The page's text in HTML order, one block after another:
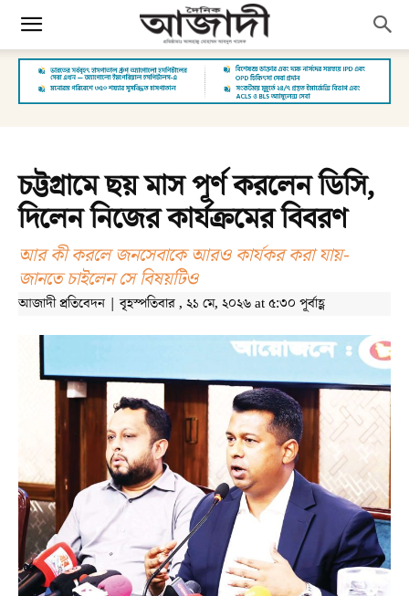
চট্টগ্রামে ছয় মাস পূর্ণ করলেন ডিসি,
দিলেন নিজের কার্যক্রমের বিবরণ
আর কী করলে জনসেবাকে আরও কার্যকর করা যায়-
জানতে চাইলেন সে বিষয়টিও
আজাদী প্রতিবেদন | বৃহস্পতিবার , ২১ মে, ২০২৬ at ৫:৩০ পূর্বাহ্ণ